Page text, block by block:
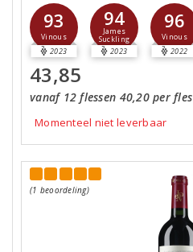
93
Vinous
2023
94
James
Suckling
2023
96
Vinous
2022
43,85
vanaf 12 flessen 40,20 per fles
Momenteel niet leverbaar
(1 beoordeling)